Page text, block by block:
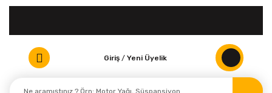
Giriş / Yeni Üyelik